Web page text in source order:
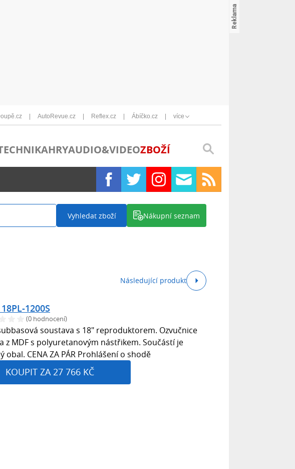
AutoRevue.cz Reflex.cz Ábíčko.cz více
HRYAUDIO&VIDEOZBOŽÍ
Vyhledat zboží Nákupní seznam
Následující produkt
1200S
(0 hodnocení)
soustava s 18" reproduktorem. Ozvučnice
z MDF s polyuretanovým nástřikem. Součástí je
obal. CENA ZA PÁR Prohlášení o shodě
KOUPIT ZA 27 766 KČ